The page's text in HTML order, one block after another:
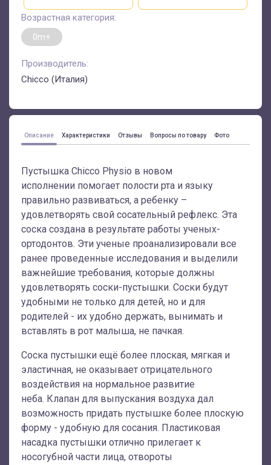
Возрастная категория:
0m+
Производитель:
Chicco (Италия)
Описание Характеристики Отзывы Вопросы по товару Фото
Пустышка Chicco Physio в новом
исполнении помогает полости рта и языку
правильно развиваться, а ребенку –
удовлетворять свой сосательный рефлекс. Эта
соска создана в результате работы ученых-
ортодонтов. Эти ученые проанализировали все
ранее проведенные исследования и выделили
важнейшие требования, которые должны
удовлетворять соски-пустышки. Соски будут
удобными не только для детей, но и для
родителей - их удобно держать, вынимать и
вставлять в рот малыша, не пачкая.
Соска пустышки ещё более плоская, мягкая и
эластичная, не оказывает отрицательного
воздействия на нормальное развитие
неба. Клапан для выпускания воздуха дал
возможность придать пустышке более плоскую
форму - удобную для сосания. Пластиковая
насадка пустышки отлично прилегает к
носогубной части лица, отвороты